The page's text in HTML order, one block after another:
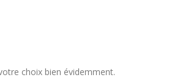
choix bien évidemment.